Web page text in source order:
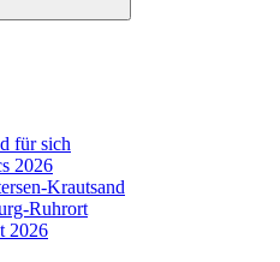
für sich
2026
Krautsand
Ruhrort
2026